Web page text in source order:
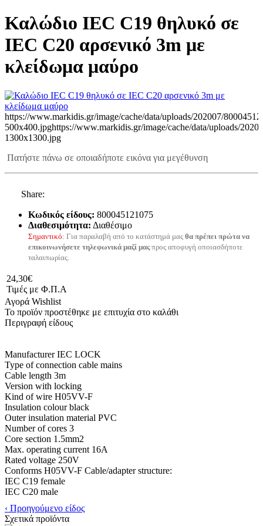
Καλώδιο IEC C19 θηλυκό σε
IEC C20 αρσενικό 3m με
κλείδωμα μαύρο
https://www.markidis.gr/image/cache/data/uploads/202007/
500x400.jpghttps://www.markidis.gr/image/cache/data/uploads/
1300x1300.jpg
Πατήστε πάνω σε οποιαδήποτε εικόνα για μεγέθυνση
Share:
Κωδικός είδους: 800045121075
Διαθεσιμότητα: Διαθέσιμο
Σημαντικό: Για παραλαβή από το κατάστημά μας θα πρέπει πρώτα να
επικοινωνήσετε τηλεφωνικά μαζί μαςπρος αποφυγή οποιασδήποτε
ταλαιπωρίας.
24,30€
Τιμές με Φ.Π.Α
Αγορά Wishlist
Το προϊόν προστέθηκε με επιτυχία στο καλάθι
Περιγραφή είδους
Manufacturer IEC LOCK
Type of connection cable mains
Cable length 3m
Version with locking
Kind of wire H05VV-F
Insulation colour black
Outer insulation material PVC
Number of cores 3
Core section 1.5mm2
Max. operating current 16A
Rated voltage 250V
Conforms H05VV-F Cable/adapter structure:
IEC C19 female
IEC C20 male
‹ Προηγούμενο είδος
Σχετικά προϊόντα